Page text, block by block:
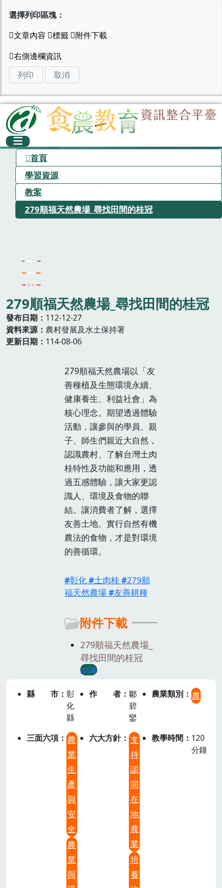
選擇列印區塊：
列印 取消
首頁
學習資源
教案
279順福天然農場_尋找田間的桂冠
279順福天然農場_尋找田間的桂冠
發布日期
112-12-27
資料來源
農村發展及水土保持署
更新日期
114-08-06
279順福天然農場以「友
善種植及生態環境永續、
健康養生、利益社會」為
核心理念。期望透過體驗
活動，讓參與的學員、親
子、師生們親近大自然，
認識農村、了解台灣土肉
桂特性及功能和應用，透
過五感體驗，讓大家更認
識人、環境及食物的聯
結。讓消費者了解，選擇
友善土地、實行自然有機
農法的食物，才是對環境
的善循環。
彰化 土肉桂
279順
福天然農場
友善耕種
附件下載
279順福天然農場_
尋找田間的桂冠
pdf
縣市
彰
化
縣
作者
鄒
碧
鑾
農業類別 農
三面六項
農
業
生
產
與
安
全
農
業
與
六大方針
支
持
認
同
在
地
農
業
培
養
教學時間
120
分鐘